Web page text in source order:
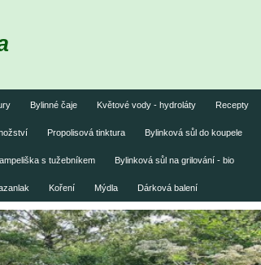
Bylinné čaje Květové vody - hydroláty Recepty
Propolisová tinktura Bylinková sůl do koupele
s tužebníkem Bylinková sůl na grilování - bio
Koření Mýdla Dárková balení